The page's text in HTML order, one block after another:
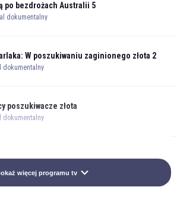
po bezdrożach Australii 5
dokumentalny
W poszukiwaniu zaginionego złota 2
dokumentalny
poszukiwacze złota
dokumentalny
więcej programu tv